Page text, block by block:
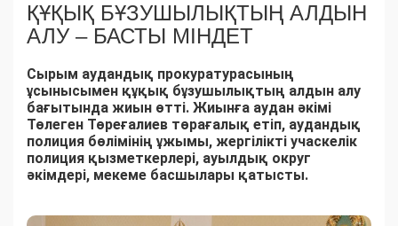
ҚҰҚЫҚ БҰЗУШЫЛЫҚТЫҢ АЛДЫН
АЛУ – БАСТЫ МІНДЕТ
Сырым аудандық прокуратурасының
ұсынысымен құқық бұзушылықтың алдын алу
бағытында жиын өтті. Жиынға аудан әкімі
Төлеген Төреғалиев төрағалық етіп, аудандық
полиция бөлімінің ұжымы, жергілікті учаскелік
полиция қызметкерлері, ауылдық округ
әкімдері, мекеме басшылары қатысты.